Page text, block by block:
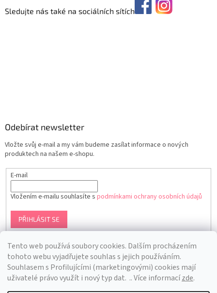
Tento web používá soubory cookies. Dalším procházením
tohoto webu vyjadřujete souhlas s jejich používáním.
Souhlasem s Profilujícími (marketingovými) cookies mají
uživatelé právo využít i nový typ dat. .. Více informacízde.
Sledujte nás také na sociálních sítích
Odebírat newsletter
Vložte svůj e-mail a my vám budeme zasílat informace o nových
produktech na našem e-shopu.
E-mail
Vložením e-mailu souhlasíte s podmínkami ochrany osobních údajů
PŘIHLÁSIT SE